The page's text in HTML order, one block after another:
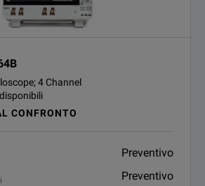
4 Channel
CONFRONTO
Preventivo
Preventivo